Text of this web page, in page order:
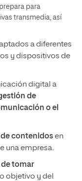
para
transmedia, así
a diferentes
y dispositivos de
digital a
de
o el
contenidosen
una empresa.
de tomar
objetivo y del